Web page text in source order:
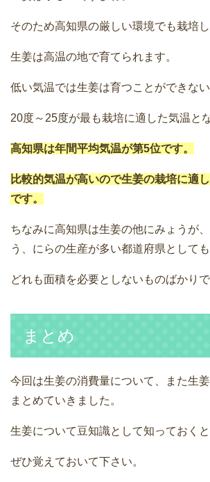
そのため高知県の厳しい環境でも栽培し
生姜は高温の地で育てられます。
低い気温では生姜は育つことができない
20度～25度が最も栽培に適した気温と
高知県は年間平均気温が第5位です。
比較的気温が高いので生姜の栽培に適
です。
ちなみに高知県は生姜の他にみょうが
う、にらの生産が多い都道府県として
どれも面積を必要としないものばかりで
まとめ
今回は生姜の消費量について、また生
まとめていきました。
生姜について豆知識として知っておくと
ぜひ覚えておいて下さい。